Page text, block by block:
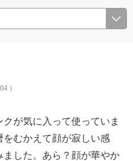
）
が気に入って使っていま
をむかえて顔が寂しい感
ました。あら？顔が華やか